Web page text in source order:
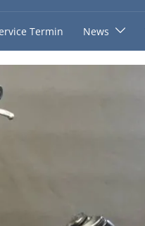
Termin
News